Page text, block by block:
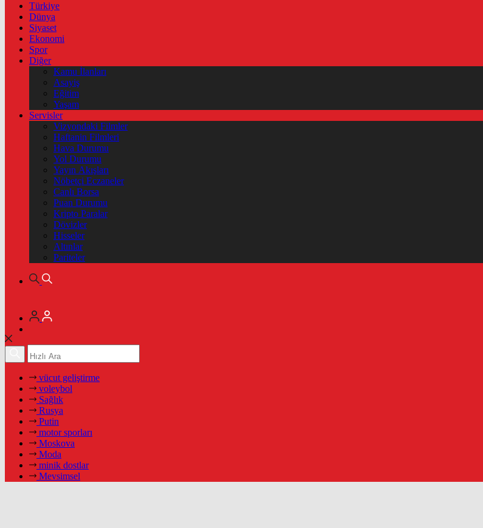
Türkiye
Dünya
Siyaset
Ekonomi
Spor
Diğer
Kamu İlanları
Asayiş
Eğitim
Yaşam
Servisler
Vizyondaki Filmler
Haftanin Filmleri
Hava Durumu
Yol Durumu
Yayın Akışları
Nöbetçi Eczaneler
Canlı Borsa
Puan Durumu
Kripto Paralar
Dövizler
Hisseler
Altınlar
Pariteler
vücut geliştirme
voleybol
Sağlık
Rusya
Putin
motor sporları
Moskova
Moda
minik dostlar
Mevsimsel